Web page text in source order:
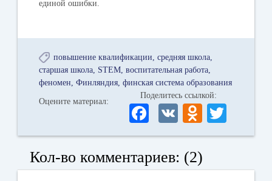
единой ошибки.
повышение квалификации
средняя школа
старшая школа STEM воспитательная работа
феномен
Финляндия финская система образования
Оцените материал:
Поделитесь ссылкой:
Fa
ce
bo
ok
V
K
O
dn
la
wi
r
Кол-во комментариев: (2)